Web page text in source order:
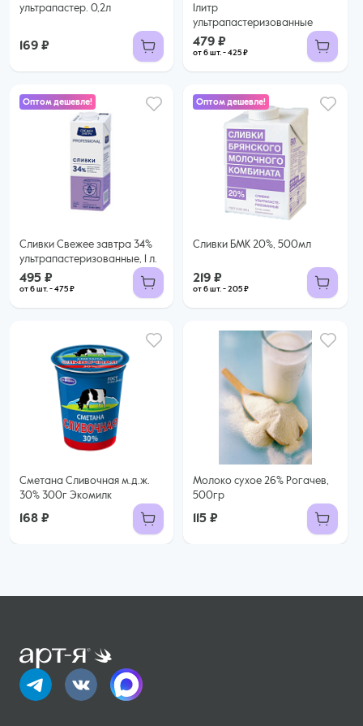
ультрапастер. 0,2л
169 ₽
1литр
ультрапастеризованные
479 ₽
от 6 шт. - 425 ₽
Оптом дешевле!
Сливки Свежее завтра 34%
ультрапастеризованные, 1 л.
495 ₽
от 6 шт. - 475 ₽
495 ₽
475 ₽ за шт. при заказе от 6 шт.
Купить оптом
Оптом дешевле!
Сливки БМК 20%, 500мл
219 ₽
от 6 шт. - 205 ₽
219 ₽
205 ₽ за шт. при заказе от 6 шт.
Купить оптом
Сметана Сливочная м.д.ж.
30% 300г Экомилк
168 ₽
Молоко сухое 26% Рогачев,
500гр
115 ₽